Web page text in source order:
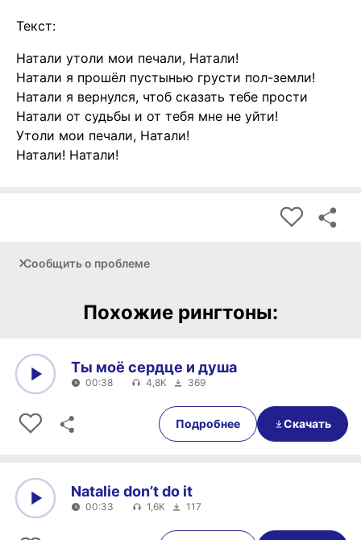
Текст:
Натали утоли мои печали, Натали!
Натали я прошёл пустынью грусти пол-земли!
Натали я вернулся, чтоб сказать тебе прости
Натали от судьбы и от тебя мне не уйти!
Утоли мои печали, Натали!
Натали! Натали!
Сообщить о проблеме
Похожие рингтоны:
00:38
Ты моё сердце и душа
00:38 4,8K 369
Подробнее Скачать
00:33
Natalie don’t do it
00:33 1,6K 117